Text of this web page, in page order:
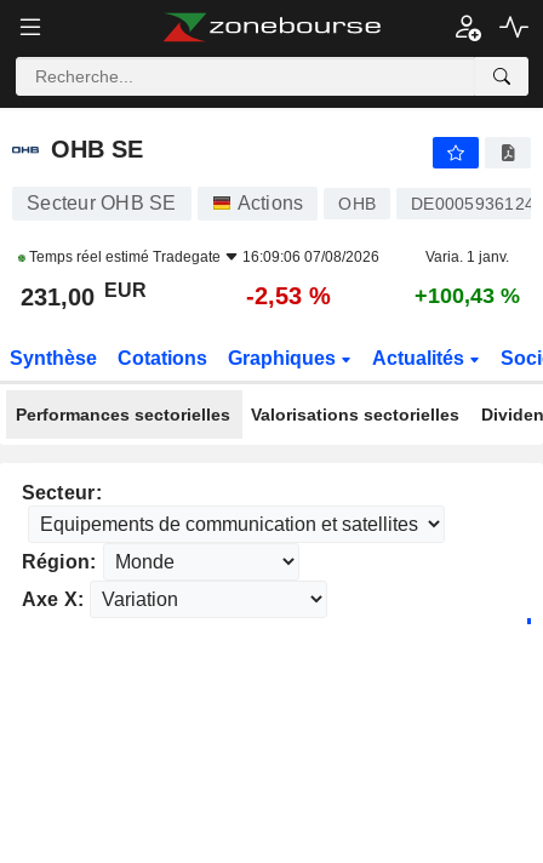
OHB SE
OHB SE
Secteur OHB SE Actions OHB DE0005936124
Temps réel estimé Tradegate 16:09:06 07/08/2026 Varia. 1 janv.
231,00 EUR -2,53 % +100,43 %
Synthèse Cotations Graphiques Actualités
Performances sectorielles Valorisations sectorielles
Secteur:
Région:
Axe X: